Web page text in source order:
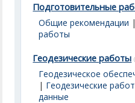
Подготовительные
Общие рекомендации |
работы
Геодезические работы
Геодезическое
| Геодезические
данные